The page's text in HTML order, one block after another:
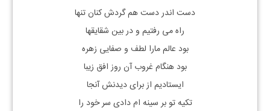
دست اندر دست هم گردش کنان تنها
راه می رفتیم و در بین شقایقها
بود عالم مارا لطف و صفایی زهره
بود هنگام غروب آن روز افق زیبا
ایستادیم از برای دیدنش آنجا
تکیه تو بر سینه ام دادی سر خود را